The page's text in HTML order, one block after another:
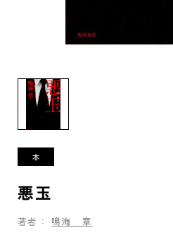
悪玉
著者： 鳴海 章